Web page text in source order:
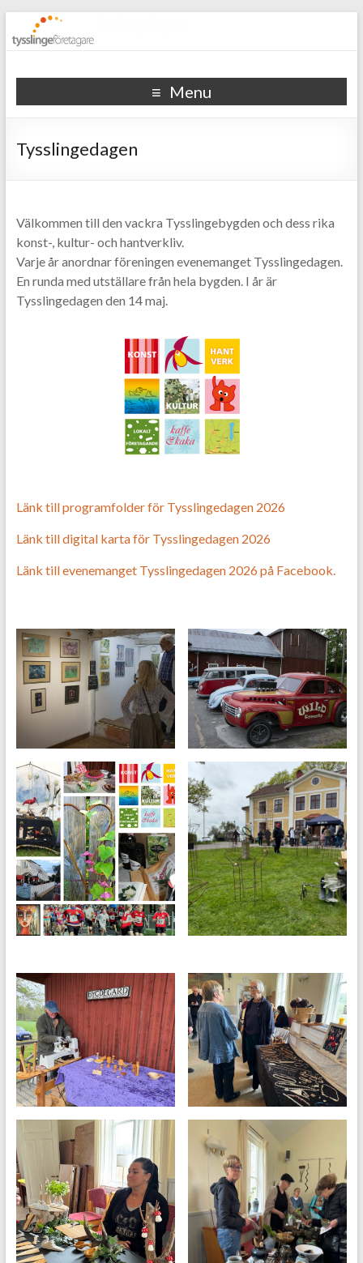
Tysslinge företagare
Menu
Tysslingedagen
Välkommen till den vackra Tysslingebygden och dess rika
konst-, kultur- och hantverkliv.
Varje år anordnar föreningen evenemanget Tysslingedagen.
En runda med utställare från hela bygden. I år är
Tysslingedagen den 14 maj.
Länk till programfolder för Tysslingedagen 2026
Länk till digital karta för Tysslingedagen 2026
Länk till evenemanget Tysslingedagen 2026 på Facebook.